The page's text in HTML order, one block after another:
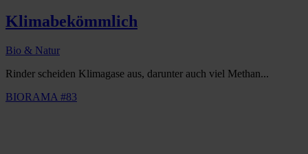
Klimabekömmlich
Bio & Natur
Rinder scheiden Klimagase aus, darunter auch viel Methan...
BIORAMA #83